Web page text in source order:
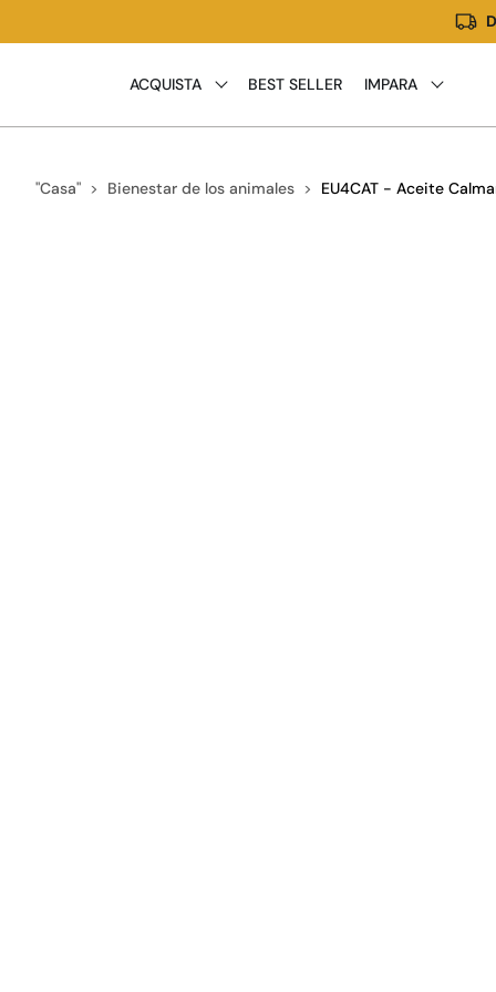
directamente
ACQUISTA BEST SELLER IMPARA
"Casa" Bienestar de los animales EU4CAT - Aceite